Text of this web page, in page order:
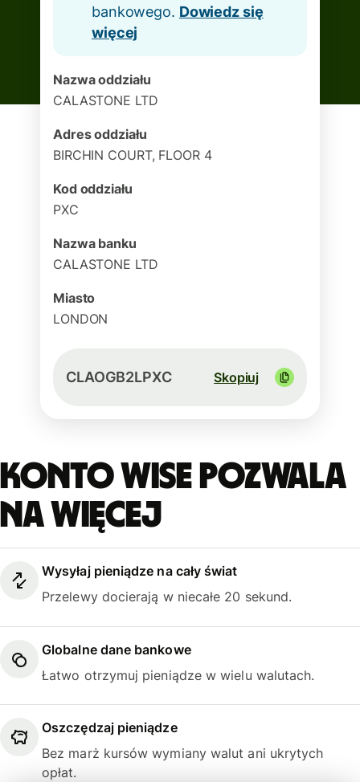
bankowego. Dowiedz się
więcej
Nazwa oddziału
CALASTONE LTD
Adres oddziału
BIRCHIN COURT, FLOOR 4
Kod oddziału
PXC
Nazwa banku
CALASTONE LTD
Miasto
LONDON
CLAOGB2LPXC Skopiuj
Konto Wise pozwala
na więcej
Wysyłaj pieniądze na cały świat
Przelewy docierają w niecałe 20 sekund.
Globalne dane bankowe
Łatwo otrzymuj pieniądze w wielu walutach.
Oszczędzaj pieniądze
Bez marż kursów wymiany walut ani ukrytych
opłat.